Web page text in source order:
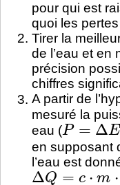
pour qui est
quoi les
Tirer la
de l’eau et en
précision
chiffres
A partir de
mesuré la
eau (
P=Δ E/Δt
en supposant
l’eau est
ΔQ= c⋅m⋅Δθ